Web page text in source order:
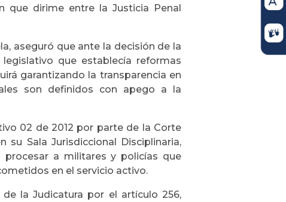
que dirime entre la Justicia Penal
aseguró que ante la decisión de la
que establecía reformas
garantizando la transparencia en
son definidos con apego a la
02 de 2012 por parte de la Corte
su Sala Jurisdiccional Disciplinaria,
a militares y policías que
en el servicio activo.
la Judicatura por el artículo 256,